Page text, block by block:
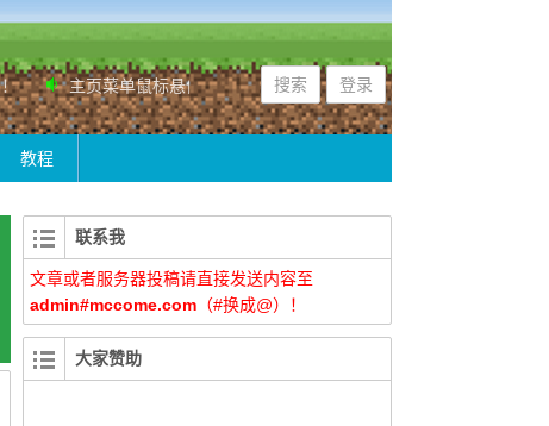
搜索 登录
主页菜单鼠标悬停，可按游戏版本查找MOD！
教程
联系我
文章或者服务器投稿请直接发送内容至
admin#mccome.com （#换成@）！
大家赞助